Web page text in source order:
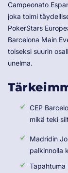
Campeonato
joka toimi
PokerStars
Barcelona Main
toiseksi suurin
unelma.
CEP
mikä teki
Madridin
palkinnolla
Tapahtuma